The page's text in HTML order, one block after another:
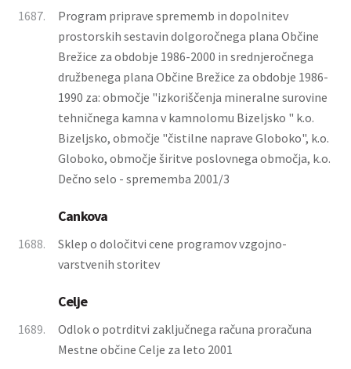
1687.
Program priprave sprememb in dopolnitev
prostorskih sestavin dolgoročnega plana Občine
Brežice za obdobje 1986-2000 in srednjeročnega
družbenega plana Občine Brežice za obdobje 1986-
1990 za: območje "izkoriščenja mineralne surovine
tehničnega kamna v kamnolomu Bizeljsko " k.o.
Bizeljsko, območje "čistilne naprave Globoko", k.o.
Globoko, območje širitve poslovnega območja, k.o.
Dečno selo - sprememba 2001/3
Cankova
1688.
Sklep o določitvi cene programov vzgojno-
varstvenih storitev
Celje
1689.
Odlok o potrditvi zaključnega računa proračuna
Mestne občine Celje za leto 2001